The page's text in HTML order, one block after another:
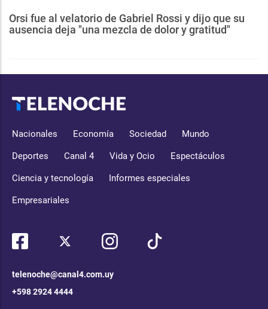
Orsi fue al velatorio de Gabriel Rossi y dijo que su
ausencia deja "una mezcla de dolor y gratitud"
Nacionales Economía Sociedad Mundo
Deportes Canal 4 Vida y Ocio Espectáculos
Ciencia y tecnología Informes especiales
Empresariales
telenoche@canal4.com.uy
+598 2924 4444